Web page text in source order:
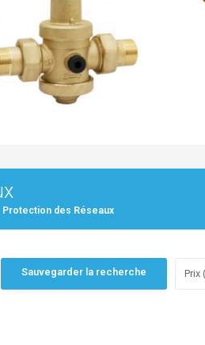
Protection des Réseaux
Sauvegarder la recherche